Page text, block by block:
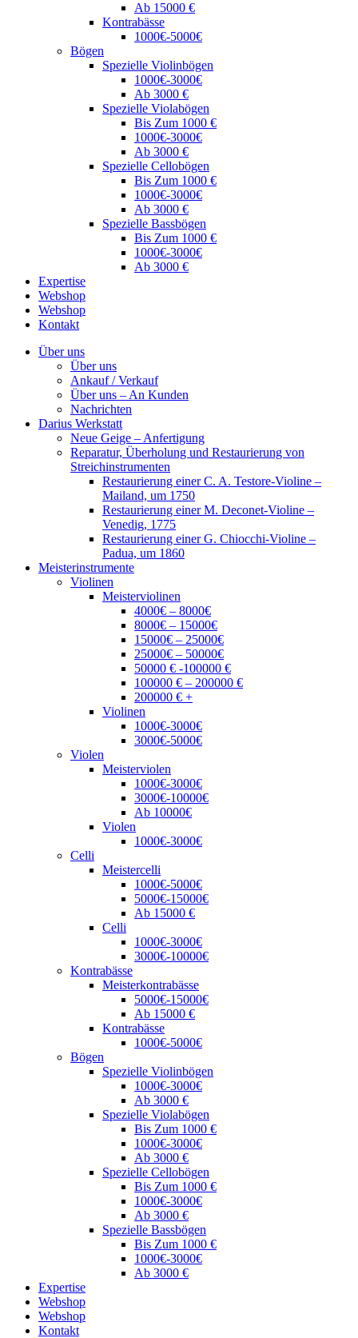
Ab 15000 €
Kontrabässe
1000€-5000€
Bögen
Spezielle Violinbögen
1000€-3000€
Ab 3000 €
Spezielle Violabögen
Bis Zum 1000 €
1000€-3000€
Ab 3000 €
Spezielle Cellobögen
Bis Zum 1000 €
1000€-3000€
Ab 3000 €
Spezielle Bassbögen
Bis Zum 1000 €
1000€-3000€
Ab 3000 €
Expertise
Webshop
Webshop
Kontakt
Über uns
Über uns
Ankauf / Verkauf
Über uns – An Kunden
Nachrichten
Darius Werkstatt
Neue Geige – Anfertigung
Reparatur, Überholung und Restaurierung von
Streichinstrumenten
Restaurierung einer C. A. Testore-Violine –
Mailand, um 1750
Restaurierung einer M. Deconet-Violine –
Venedig, 1775
Restaurierung einer G. Chiocchi-Violine –
Padua, um 1860
Meisterinstrumente
Violinen
Meisterviolinen
4000€ – 8000€
8000€ – 15000€
15000€ – 25000€
25000€ – 50000€
50000 € -100000 €
100000 € – 200000 €
200000 € +
Violinen
1000€-3000€
3000€-5000€
Violen
Meisterviolen
1000€-3000€
3000€-10000€
Ab 10000€
Violen
1000€-3000€
Celli
Meistercelli
1000€-5000€
5000€-15000€
Ab 15000 €
Celli
1000€-3000€
3000€-10000€
Kontrabässe
Meisterkontrabässe
5000€-15000€
Ab 15000 €
Kontrabässe
1000€-5000€
Bögen
Spezielle Violinbögen
1000€-3000€
Ab 3000 €
Spezielle Violabögen
Bis Zum 1000 €
1000€-3000€
Ab 3000 €
Spezielle Cellobögen
Bis Zum 1000 €
1000€-3000€
Ab 3000 €
Spezielle Bassbögen
Bis Zum 1000 €
1000€-3000€
Ab 3000 €
Expertise
Webshop
Webshop
Kontakt